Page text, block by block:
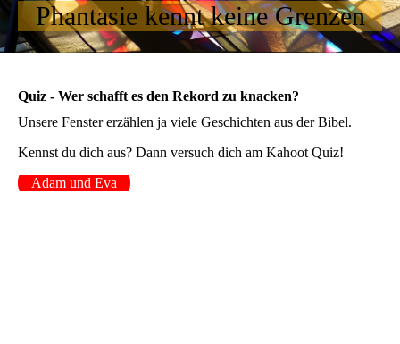
Phantasie kennt keine Grenzen
Quiz - Wer schafft es den Rekord zu knacken?
Unsere Fenster erzählen ja viele Geschichten aus der Bibel.
Kennst du dich aus? Dann versuch dich am Kahoot Quiz!
Adam und Eva